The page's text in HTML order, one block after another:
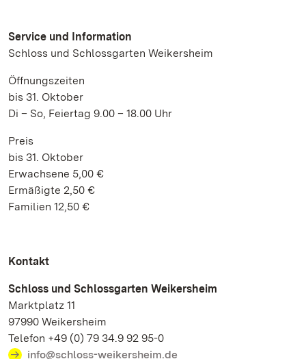
Service und Information
Schloss und Schlossgarten Weikersheim
Öffnungszeiten
bis 31. Oktober
Di – So, Feiertag 9.00 – 18.00 Uhr
Preis
bis 31. Oktober
Erwachsene 5,00 €
Ermäßigte 2,50 €
Familien 12,50 €
Kontakt
Schloss und Schlossgarten Weikersheim
Marktplatz 11
97990 Weikersheim
Telefon +49 (0) 79 34.9 92 95-0
info@schloss-weikersheim.de